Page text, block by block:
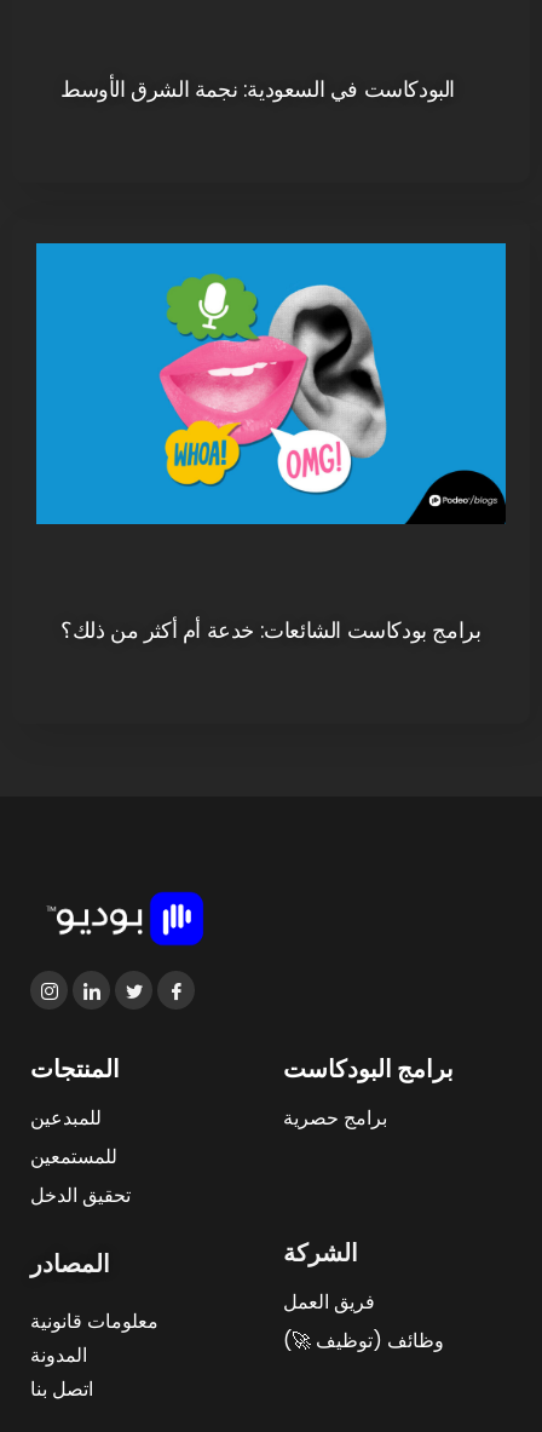
البودكاست في السعودية: نجمة الشرق الأوسط
برامج بودكاست الشائعات: خدعة أم أكثر من ذلك؟
المنتجات
للمبدعين
للمستمعين
تحقيق الدخل
برامج البودكاست
برامج حصرية
المصادر
معلومات قانونية
المدونة
اتصل بنا
الشركة
فريق العمل
وظائف (توظيف 🚀)